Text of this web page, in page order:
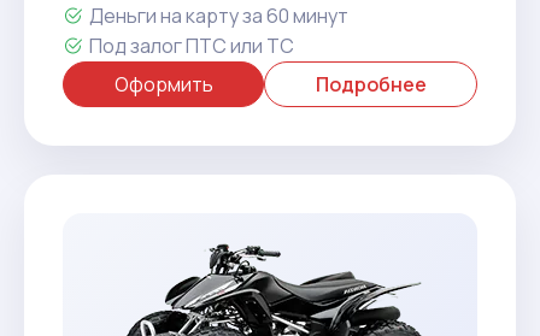
Деньги на карту за 60 минут
Под залог ПТС или ТС
Оформить
Подробнее